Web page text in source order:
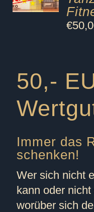
€
50,-
Immer das
schenken!
Wer sich nicht
kann oder
worüber sich